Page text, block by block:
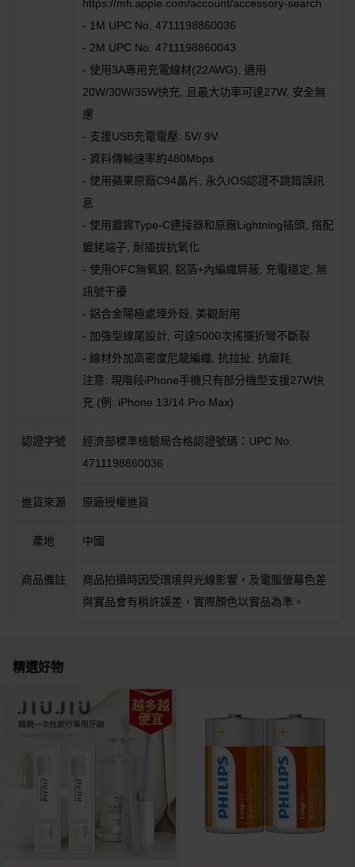
https://mfi.apple.com/account/accessory-search
- 1M UPC No. 4711198860036
- 2M UPC No. 4711198860043
- 使用3A專用充電線材(22AWG), 適用
20W/30W/35W快充, 且最大功率可達27W, 安全無
慮
- 支援USB充電電壓: 5V/ 9V
- 資料傳輸速率約480Mbps
- 使用蘋果原廠C94晶片, 永久IOS認證不跳錯誤訊
息
- 使用鍍鎳Type-C連接器和原廠Lightning插頭, 搭配
鍍銠端子, 耐插拔抗氧化
- 使用OFC無氧銅, 鋁箔+內編織屏蔽, 充電穩定, 無
訊號干擾
- 鋁合金陽極處理外殼, 美觀耐用
- 加強型線尾設計, 可達5000次搖擺折彎不斷裂
- 線材外加高密度尼龍編織, 抗拉扯, 抗磨耗
注意: 現階段iPhone手機只有部分機型支援27W快
充 (例: iPhone 13/14 Pro Max)
認證字號
經濟部標準檢驗局合格認證號碼：UPC No.
4711198860036
進貨來源 原廠授權進貨
產地 中國
商品備註
商品拍攝時因受環境與光線影響，及電腦螢幕色差
與實品會有稍許誤差，實際顏色以實品為準。
精選好物
越多越
便宜